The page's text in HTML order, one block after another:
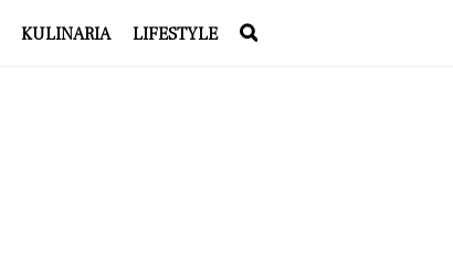
KULINARIA LIFESTYLE